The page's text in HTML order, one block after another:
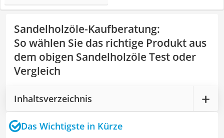
Sandelholzöle-Kaufberatung:
So wählen Sie das richtige Produkt aus
dem obigen Sandelholzöle Test oder
Vergleich
Inhaltsverzeichnis
Das Wichtigste in Kürze